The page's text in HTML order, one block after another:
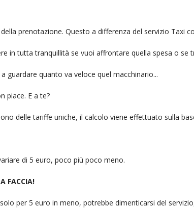
prenotazione. Questo a differenza del servizio Taxi
in tutta tranquillità se vuoi affrontare quella spesa o se
guardare quanto va veloce quel macchinario...
piace. E a te?
delle tariffe uniche, il calcolo viene effettuato sulla
di 5 euro, poco più poco meno.
FACCIA!
per 5 euro in meno, potrebbe dimenticarsi del